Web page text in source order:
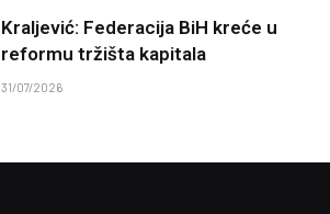
Kraljević: Federacija BiH kreće u
reformu tržišta kapitala
31/07/2026